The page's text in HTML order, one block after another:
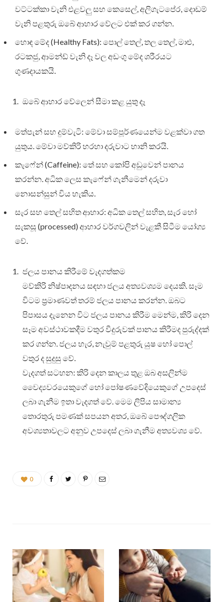
වට්ටක්කා වැනි එළවලු සහ කෙසෙල්, අලිගැටපේර, දොඩම්
වැනි පළතුරු ඔබේ ආහාර වේලට එක් කර ගන්න.
හොඳ මේද (Healthy Fats): පොල් තෙල්, තල තෙල්, මාළු,
රටකජු, ආමන්ඩ් වැනි දෑ වල අඩංගු මේද ශරීරයට
ගුණදායකයි.
ඔබේ ආහාර වේලෙන් සීමා කළ යුතු දෑ
මත්පැන් සහ දුම්වැටි: මේවා සම්පූර්ණයෙන්ම වළක්වා ගත
යුතුය. මේවා මව්කිරි හරහා දරුවාට හානි කරයි.
කැෆේන් (Caffeine): තේ සහ කෝපි අඩුවෙන් පානය
කරන්න. අධික ලෙස කැෆේන් ගැනීමෙන් දරුවා
නොසන්සුන් විය හැකිය.
සැර සහ තෙල් සහිත ආහාර: අධික තෙල් සහිත, සැර හෝ
සැකසූ (processed) ආහාර වර්ගවලින් වැළකී සිටීම යෝග්‍ය
වේ.
ජලය පානය කිරීමේ වැදගත්කම
මව්කිරි නිෂ්පාදනය සඳහා ජලය අත්‍යවශ්‍යම දෙයකි. සෑම
විටම ප්‍රමාණවත් තරම් ජලය පානය කරන්න. ඔබට
පිපාසය දැනෙන විට ජලය පානය කිරීම මෙන්ම, කිරි දෙන
සෑම අවස්ථාවකදීම වතුර වීදුරුවක් පානය කිරීමද පුරුද්දක්
කර ගන්න. ජලය හැර, නැවුම් පළතුරු යුෂ හෝ පොල්
වතුර ද සුදුසු වේ.
වැදගත් සටහන: කිරි දෙන කාලය තුළ ඔබ අසලින්ම
වෛද්‍යවරයෙකුගේ හෝ පෝෂණවේදියෙකුගේ උපදෙස්
ලබා ගැනීම ඉතා වැදගත් වේ. මෙම ලිපිය සාමාන්‍ය
තොරතුරු පමණක් සපයන අතර, ඔබේ පෞද්ගලික
අවශ්‍යතාවලට අනුව උපදෙස් ලබා ගැනීම අත්‍යවශ්‍ය වේ.
0